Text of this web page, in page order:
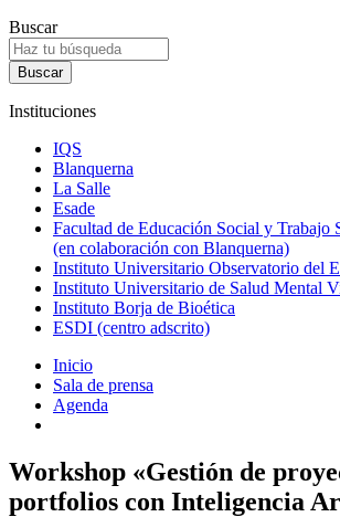
Buscar
Instituciones
IQS
Blanquerna
La Salle
Esade
Facultad de Educación Social y Trabajo
(en colaboración con Blanquerna)
Instituto Universitario Observatorio del
Instituto Universitario de Salud Mental
Instituto Borja de Bioética
ESDI (centro adscrito)
Inicio
Sala de prensa
Agenda
Workshop «Gestión de
portfolios con Inteligencia